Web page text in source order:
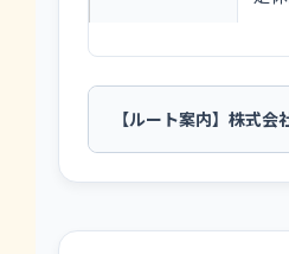
【ルート案内】株式会